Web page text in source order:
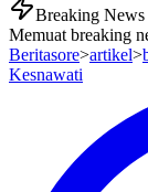
Breaking News
Memuat breaking
Beritasore>artikel>
Kesnawati